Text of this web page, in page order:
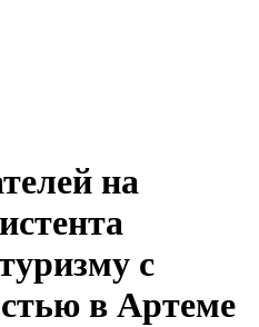
на
с
в Артеме